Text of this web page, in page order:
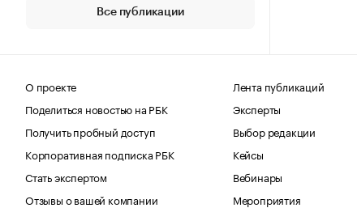
Все публикации
О проекте
Поделиться новостью на РБК
Получить пробный доступ
Корпоративная подписка РБК
Стать экспертом
Отзывы о вашей компании
Лента публикаций
Эксперты
Выбор редакции
Кейсы
Вебинары
Мероприятия